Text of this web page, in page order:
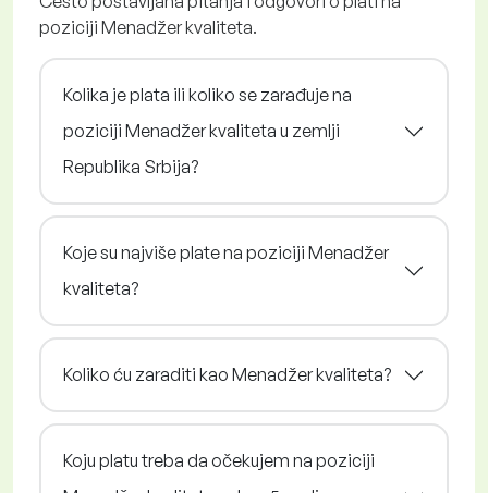
poziciji Menadžer kvaliteta.
Kolika je plata ili koliko se zarađuje na
poziciji Menadžer kvaliteta u zemlji
Republika Srbija?
Koje su najviše plate na poziciji Menadžer
kvaliteta?
Koliko ću zaraditi kao Menadžer kvaliteta?
Koju platu treba da očekujem na poziciji